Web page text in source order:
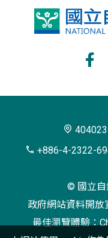
國
博
+886-4-2322-
© 國立自
政府網站資料開放
最佳瀏覽體驗：